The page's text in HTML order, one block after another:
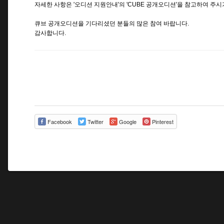
자세한 사항은 '오디션 지원안내'의 'CUBE 공개오디션'을 참고하여 주시
큐브 공개오디션을 기다리셨던 분들의 많은 참여 바랍니다.
감사합니다.
Facebook Twitter Google Pinterest